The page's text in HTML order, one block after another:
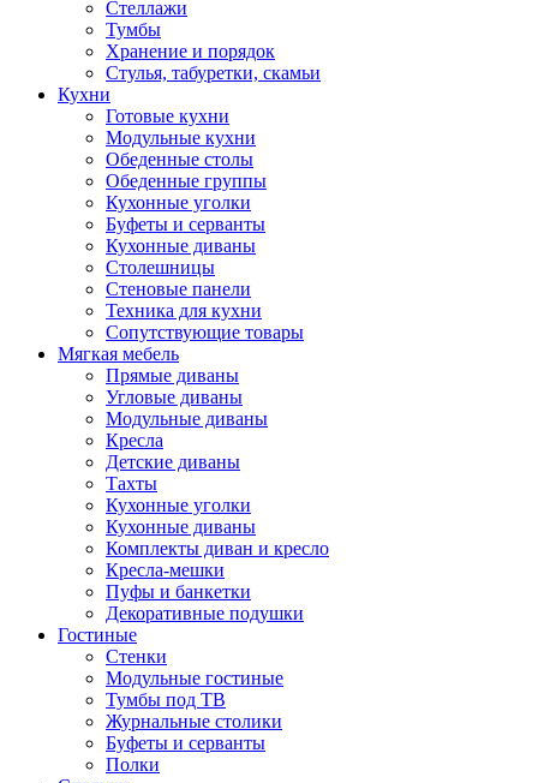
Стеллажи
Тумбы
Хранение и порядок
Стулья, табуретки, скамьи
Кухни
Готовые кухни
Модульные кухни
Обеденные столы
Обеденные группы
Кухонные уголки
Буфеты и серванты
Кухонные диваны
Столешницы
Стеновые панели
Техника для кухни
Сопутствующие товары
Мягкая мебель
Прямые диваны
Угловые диваны
Модульные диваны
Кресла
Детские диваны
Тахты
Кухонные уголки
Кухонные диваны
Комплекты диван и кресло
Кресла-мешки
Пуфы и банкетки
Декоративные подушки
Гостиные
Стенки
Модульные гостиные
Тумбы под ТВ
Журнальные столики
Буфеты и серванты
Полки